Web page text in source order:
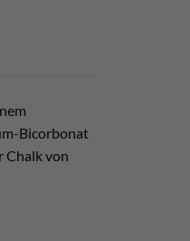
Bicorbonat
Chalk von